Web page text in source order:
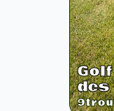
des
9